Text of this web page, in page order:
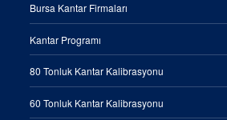
Bursa Kantar Firmaları
Kantar Programı
80 Tonluk Kantar Kalibrasyonu
60 Tonluk Kantar Kalibrasyonu